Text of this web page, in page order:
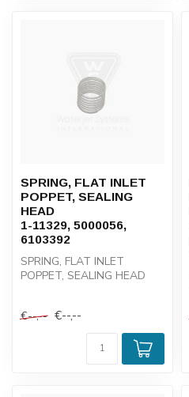
SPRING, FLAT INLET
POPPET, SEALING
HEAD
1-11329, 5000056,
6103392
SPRING, FLAT INLET
POPPET, SEALING HEAD
€--,-- €--,--